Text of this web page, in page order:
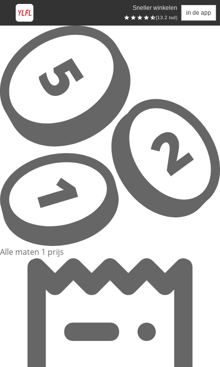
Sneller winkelen
(13.2 tsd)
in de app
Overslaan naar hoofdinhoud
Alle maten 1 prijs